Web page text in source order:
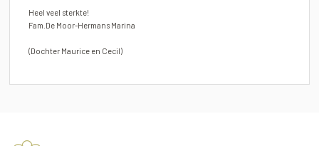
Heel veel sterkte!
Fam.De Moor-Hermans Marina
(Dochter Maurice en Cecil)